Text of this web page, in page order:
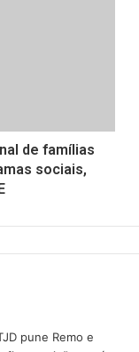
de famílias
sociais,